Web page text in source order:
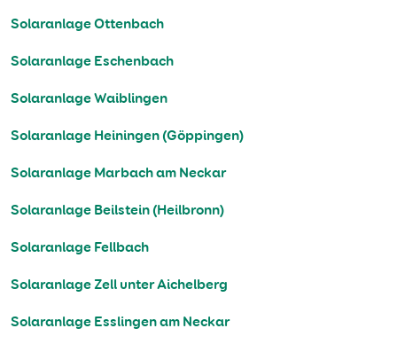
Solaranlage Ottenbach
Solaranlage Eschenbach
Solaranlage Waiblingen
Solaranlage Heiningen (Göppingen)
Solaranlage Marbach am Neckar
Solaranlage Beilstein (Heilbronn)
Solaranlage Fellbach
Solaranlage Zell unter Aichelberg
Solaranlage Esslingen am Neckar